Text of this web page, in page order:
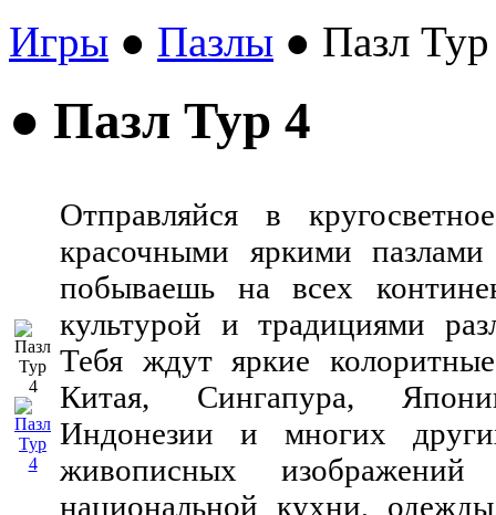
Игры ● Пазлы ● Пазл
● Пазл Тур 4
Отправляйся в
красочными яркими
побываешь на всех
культурой и традициями
Тебя ждут яркие
Китая, Сингапура,
Индонезии и многих
живописных изображений
национальной кухни,